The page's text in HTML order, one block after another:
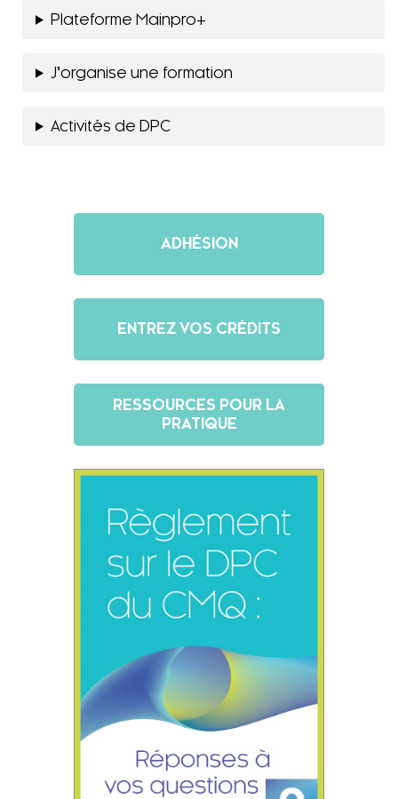
Plateforme Mainpro+
J’organise une formation
Activités de DPC
ADHÉSION
ENTREZ VOS CRÉDITS
RESSOURCES POUR LA
PRATIQUE